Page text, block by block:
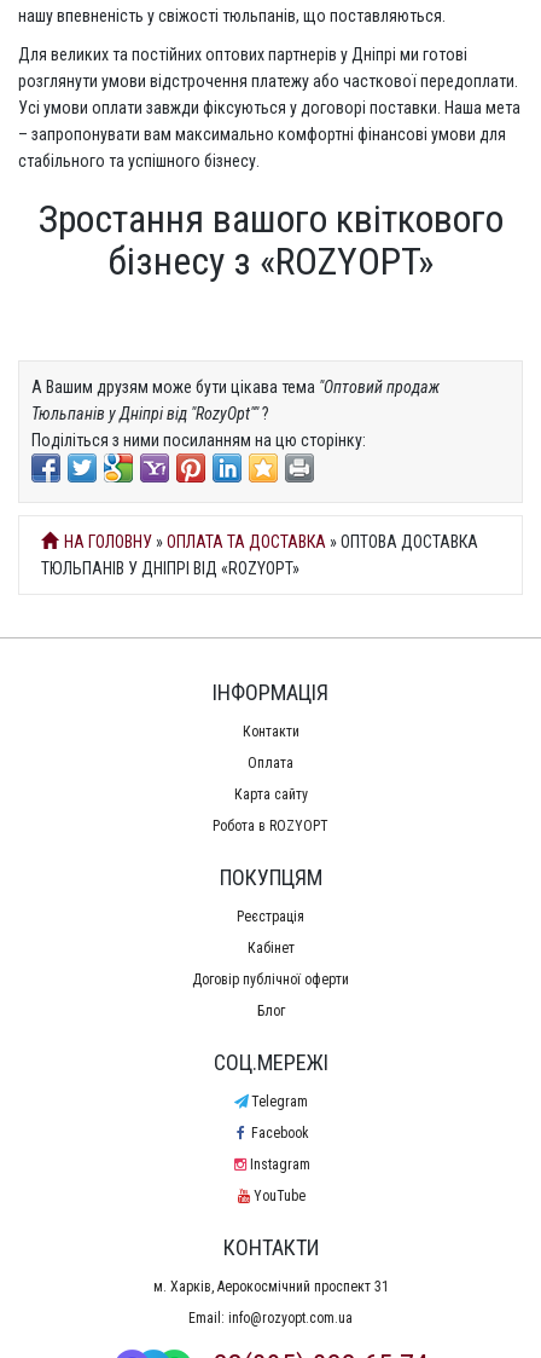
нашу впевненість у свіжості тюльпанів, що поставляються.
Для великих та постійних оптових партнерів у Дніпрі ми готові
розглянути умови відстрочення платежу або часткової передоплати.
Усі умови оплати завжди фіксуються у договорі поставки. Наша мета
– запропонувати вам максимально комфортні фінансові умови для
стабільного та успішного бізнесу.
Зростання вашого квіткового
бізнесу з «ROZYOPT»
А Вашим друзям може бути цікава тема "Оптовий продаж
Тюльпанів у Дніпрі від "RozyOpt""?
Поділіться з ними посиланням на цю сторінку:
НА ГОЛОВНУ »ОПЛАТА ТА ДОСТАВКА » ОПТОВА ДОСТАВКА
ТЮЛЬПАНІВ У ДНІПРІ ВІД «ROZYOPT»
ІНФОРМАЦІЯ
Контакти
Оплата
Карта сайту
Робота в ROZYOPT
ПОКУПЦЯМ
Реєстрація
Кабінет
Договір публічної оферти
Блог
СОЦ.МЕРЕЖІ
Telegram
Facebook
Instagram
YouTube
КОНТАКТИ
м. Харків, Аерокосмічний проспект 31
Email: info@rozyopt.com.ua